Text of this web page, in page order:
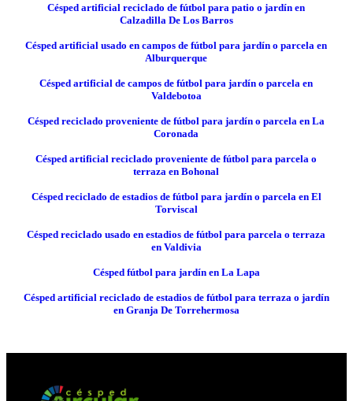
Césped artificial reciclado de fútbol para patio o jardín en
Calzadilla De Los Barros
Césped artificial usado en campos de fútbol para jardín o parcela en
Alburquerque
Césped artificial de campos de fútbol para jardín o parcela en
Valdebotoa
Césped reciclado proveniente de fútbol para jardín o parcela en La
Coronada
Césped artificial reciclado proveniente de fútbol para parcela o
terraza en Bohonal
Césped reciclado de estadios de fútbol para jardín o parcela en El
Torviscal
Césped reciclado usado en estadios de fútbol para parcela o terraza
en Valdivia
Césped fútbol para jardín en La Lapa
Césped artificial reciclado de estadios de fútbol para terraza o jardín
en Granja De Torrehermosa